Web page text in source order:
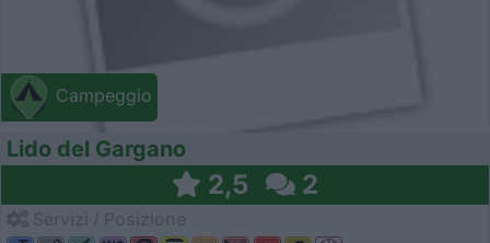
Campeggio
Lido del Gargano
2,5 2